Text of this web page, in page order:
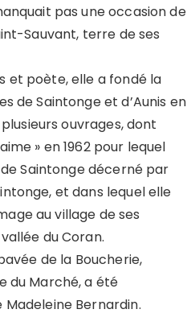
pas une occasion de
Sauvant, terre de ses
et poète, elle a fondé la
de Saintonge et d’Aunis en
plusieurs ouvrages, dont
» en 1962 pour lequel
Saintonge décerné par
et dans lequel elle
au village de ses
du Coran.
de la Boucherie,
du Marché, a été
Bernardin.